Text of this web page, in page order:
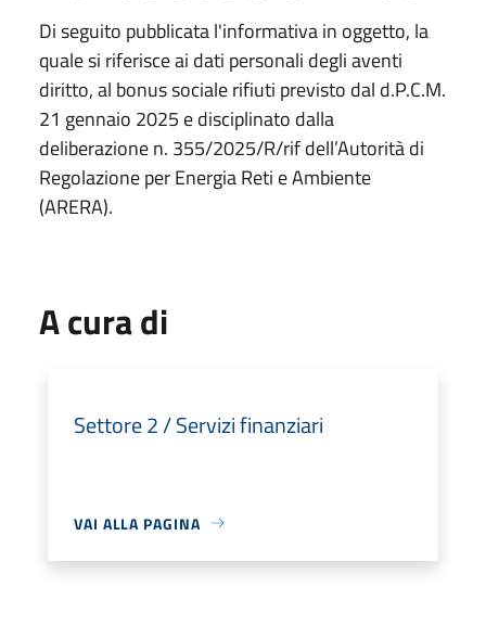
Di seguito pubblicata l'informativa in oggetto, la
quale si riferisce ai dati personali degli aventi
diritto, al bonus sociale rifiuti previsto dal d.P.C.M.
21 gennaio 2025 e disciplinato dalla
deliberazione n. 355/2025/R/rif dell’Autorità di
Regolazione per Energia Reti e Ambiente
(ARERA).
A cura di
Settore 2 / Servizi finanziari
VAI ALLA PAGINA